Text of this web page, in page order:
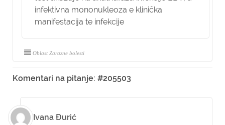
infektivna mononukleoza e klinička
manifestacija te infekcije
Oblast Zarazne bolesti
Komentari na pitanje: #205503
Ivana Đurić